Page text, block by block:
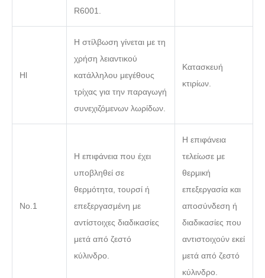
R6001.
Hl
Η στίλβωση γίνεται με τη
χρήση λειαντικού
κατάλληλου μεγέθους
τρίχας για την παραγωγή
συνεχιζόμενων λωρίδων.
Κατασκευή
κτιρίων.
Νο.1
Η επιφάνεια που έχει
υποβληθεί σε
θερμότητα, τουρσί ή
επεξεργασμένη με
αντίστοιχες διαδικασίες
μετά από ζεστό
κύλινδρο.
Η επιφάνεια
τελείωσε με
θερμική
επεξεργασία και
αποσύνδεση ή
διαδικασίες που
αντιστοιχούν εκεί
μετά από ζεστό
κύλινδρο.